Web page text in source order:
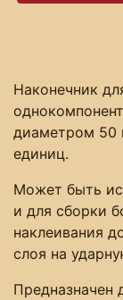
Наконечник
диаметром 50
единиц.
Может быть
и для сборки
наклеивания
слоя на
Предназначен